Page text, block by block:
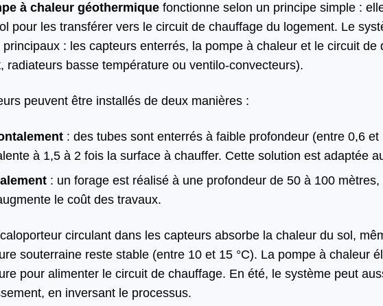
à chaleur géothermique fonctionne selon un principe simple :
pour les transférer vers le circuit de chauffage du logement. Le
principaux : les capteurs enterrés, la pompe à chaleur et le circuit de
radiateurs basse température ou ventilo-convecteurs).
peuvent être installés de deux manières :
: des tubes sont enterrés à faible profondeur (entre 0,6
à 1,5 à 2 fois la surface à chauffer. Cette solution est adaptée
: un forage est réalisé à une profondeur de 50 à 100
le coût des travaux.
circulant dans les capteurs absorbe la chaleur du sol,
souterraine reste stable (entre 10 et 15 °C). La pompe à chaleur
pour alimenter le circuit de chauffage. En été, le système peut
en inversant le processus.